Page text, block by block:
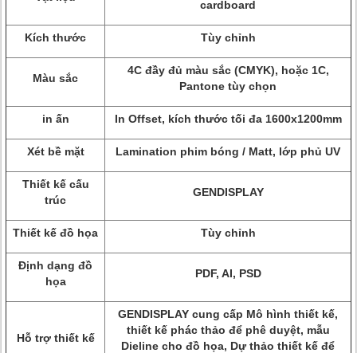
cardboard
Kích thước Tùy chỉnh
Màu sắc
4C đầy đủ màu sắc (CMYK), hoặc 1C,
Pantone tùy chọn
in ấn In Offset, kích thước tối đa 1600x1200mm
Xét bề mặt Lamination phim bóng / Matt, lớp phủ UV
Thiết kế cấu
trúc
GENDISPLAY
Thiết kế đồ họa Tùy chỉnh
Định dạng đồ
họa
PDF, AI, PSD
Hỗ trợ thiết kế
GENDISPLAY cung cấp Mô hình thiết kế,
thiết kế phác thảo để phê duyệt, mẫu
Dieline cho đồ họa, Dự thảo thiết kế để